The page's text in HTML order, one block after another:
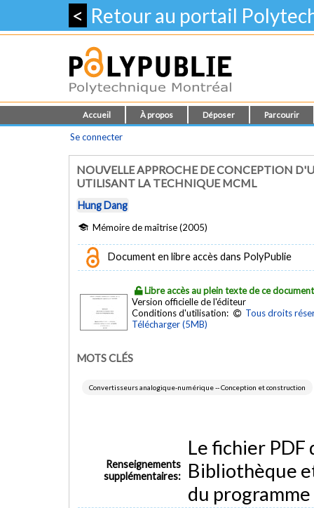
< Retour au portail
Accueil À propos Déposer Parcourir
Se connecter
NOUVELLE APPROCHE DE CONCEPTION
UTILISANT LA TECHNIQUE MCML
Hung Dang
Mémoire de maîtrise (2005)
Document en libre accès dans PolyPublie
Libre accès au plein texte de ce document
Version officielle de l'éditeur
Conditions d'utilisation:
Tous droits
Télécharger (5MB)
MOTS CLÉS
Convertisseurs analogique-numérique -- Conception et construction
Renseignements
supplémentaires:
Le fichier
Bibliothèque
du programme